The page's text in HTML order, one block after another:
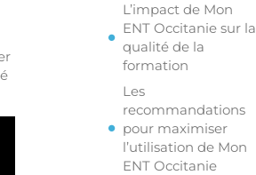
L’impact de Mon
ENT Occitanie sur la
qualité de la
formation
Les
recommandations
pour maximiser
l’utilisation de Mon
ENT Occitanie